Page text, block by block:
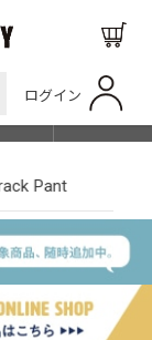
ログイン
SHOP LIST
Pant